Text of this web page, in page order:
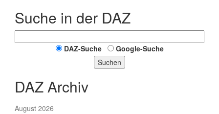
Suche in der DAZ
DAZ-Suche
Google-Suche
Suchen
DAZ Archiv
August 2026